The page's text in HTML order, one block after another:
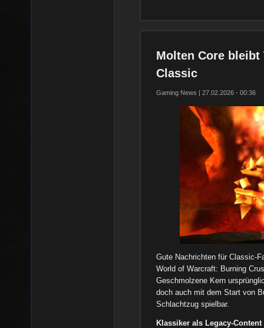
Molten Core
Classic
Gaming News | 27.02.2026 - 00:36
Gute Nachrichten für Classic-
World of Warcraft: Burning
Geschmolzene Kern
doch auch mit dem Start von
Schlachtzug spielbar.
Klassiker als Legacy-Content